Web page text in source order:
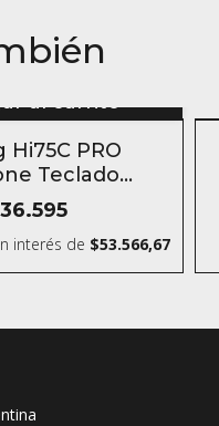
al carrito
Hi75C PRO
Teclado
aluminio
interés de $53.566,67